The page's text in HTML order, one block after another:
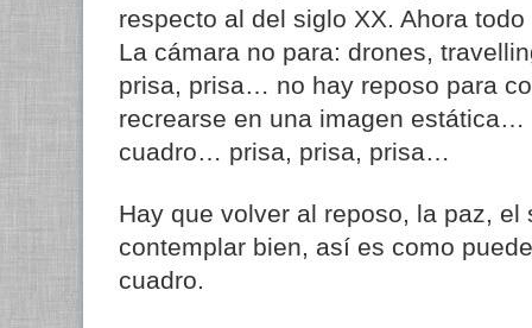
respecto al del siglo XX. Ahora
La cámara no para: drones,
prisa, prisa… no hay reposo para
recrearse en una imagen estática…
cuadro… prisa, prisa, prisa…
Hay que volver al reposo, la paz,
contemplar bien, así es como
cuadro.